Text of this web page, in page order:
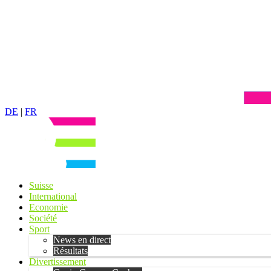
DE | FR
Suisse
International
Economie
Société
Sport
News en direct
Résultats
Divertissement